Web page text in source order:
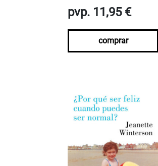
pvp. 11,95 €
comprar